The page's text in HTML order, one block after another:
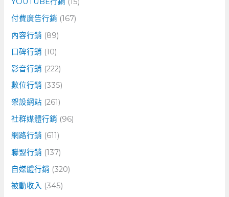
付費廣告行銷 (167)
內容行銷 (89)
口碑行銷 (10)
影音行銷 (222)
數位行銷 (335)
架設網站 (261)
社群媒體行銷 (96)
網路行銷 (611)
聯盟行銷 (137)
自媒體行銷 (320)
被動收入 (345)